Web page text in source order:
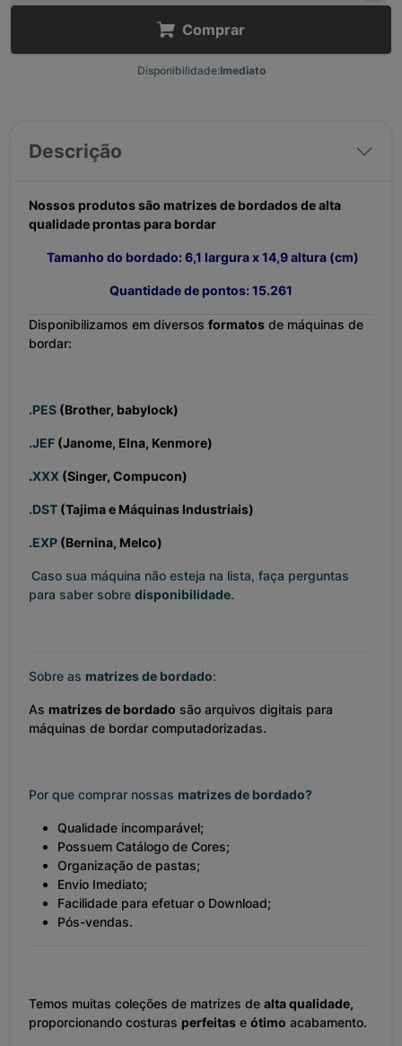
Comprar
Disponibilidade:Imediato
Descrição
Nossos produtos são matrizes de bordados de alta
qualidade prontas para bordar
Tamanho do bordado: 6,1 largura x 14,9 altura (cm)
Quantidade de pontos: 15.261
Disponibilizamos em diversos formatos de máquinas de
bordar:
.PES (Brother, babylock)
.JEF (Janome, Elna, Kenmore)
.XXX (Singer, Compucon)
.DST (Tajima e Máquinas Industriais)
.EXP (Bernina, Melco)
Caso sua máquina não esteja na lista, faça perguntas
para saber sobre disponibilidade.
Sobre as matrizes de bordado:
As matrizes de bordado são arquivos digitais para
máquinas de bordar computadorizadas.
Por que comprar nossas matrizes de bordado?
Qualidade incomparável;
Possuem Catálogo de Cores;
Organização de pastas;
Envio Imediato;
Facilidade para efetuar o Download;
Pós-vendas.
Temos muitas coleções de matrizes de alta qualidade,
proporcionando costuras perfeitas e ótimo acabamento.